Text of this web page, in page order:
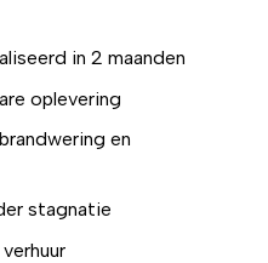
in 2 maanden
oplevering
en
stagnatie